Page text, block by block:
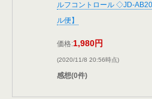
ルフコントロール ◇JD-
ル便】
価格:1,980円
(2020/11/8 20:56時点)
感想(0件)